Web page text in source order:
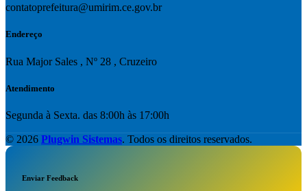
contatoprefeitura@umirim.ce.gov.br
Endereço
Rua Major Sales , Nº 28 , Cruzeiro
Atendimento
Segunda à Sexta. das 8:00h às 17:00h
© 2026 Plugwin Sistemas. Todos os direitos reservados.
Enviar Feedback